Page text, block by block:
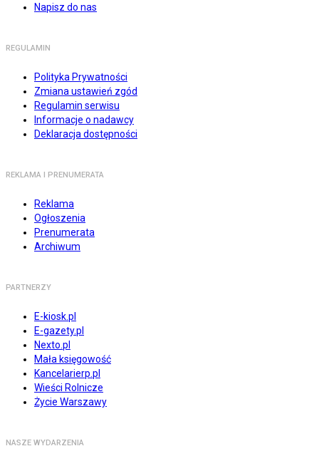
Napisz do nas
REGULAMIN
Polityka Prywatności
Zmiana ustawień zgód
Regulamin serwisu
Informacje o nadawcy
Deklaracja dostępności
REKLAMA I PRENUMERATA
Reklama
Ogłoszenia
Prenumerata
Archiwum
PARTNERZY
E-kiosk.pl
E-gazety.pl
Nexto.pl
Mała księgowość
Kancelarierp.pl
Wieści Rolnicze
Życie Warszawy
NASZE WYDARZENIA